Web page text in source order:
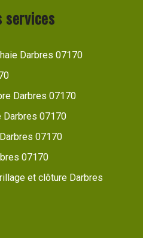
services
Darbres 07170
Darbres 07170
Darbres 07170
07170
07170
et clôture Darbres